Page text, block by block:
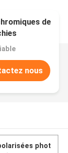
de
nous
phot